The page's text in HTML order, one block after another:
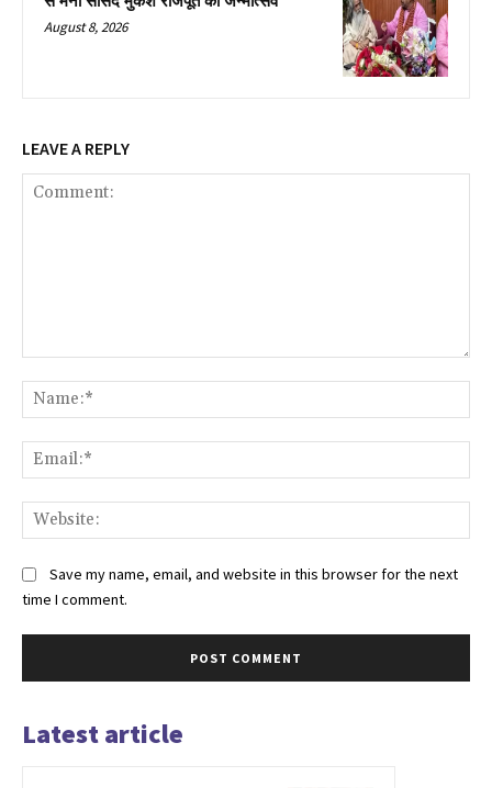
August 8, 2026
LEAVE A REPLY
Save my name, email, and website in this browser for the next
time I comment.
Latest article